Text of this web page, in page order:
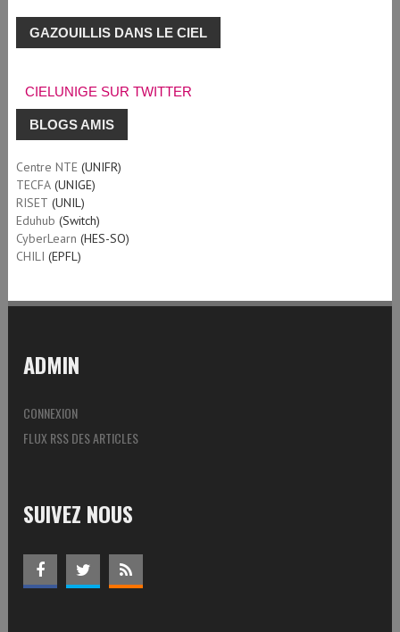
GAZOUILLIS DANS LE CIEL
CIELUNIGE SUR TWITTER
BLOGS AMIS
Centre NTE(UNIFR)
TECFA(UNIGE)
RISET (UNIL)
Eduhub (Switch)
CyberLearn (HES-SO)
CHILI (EPFL)
ADMIN
CONNEXION
FLUX RSS DES ARTICLES
SUIVEZ NOUS